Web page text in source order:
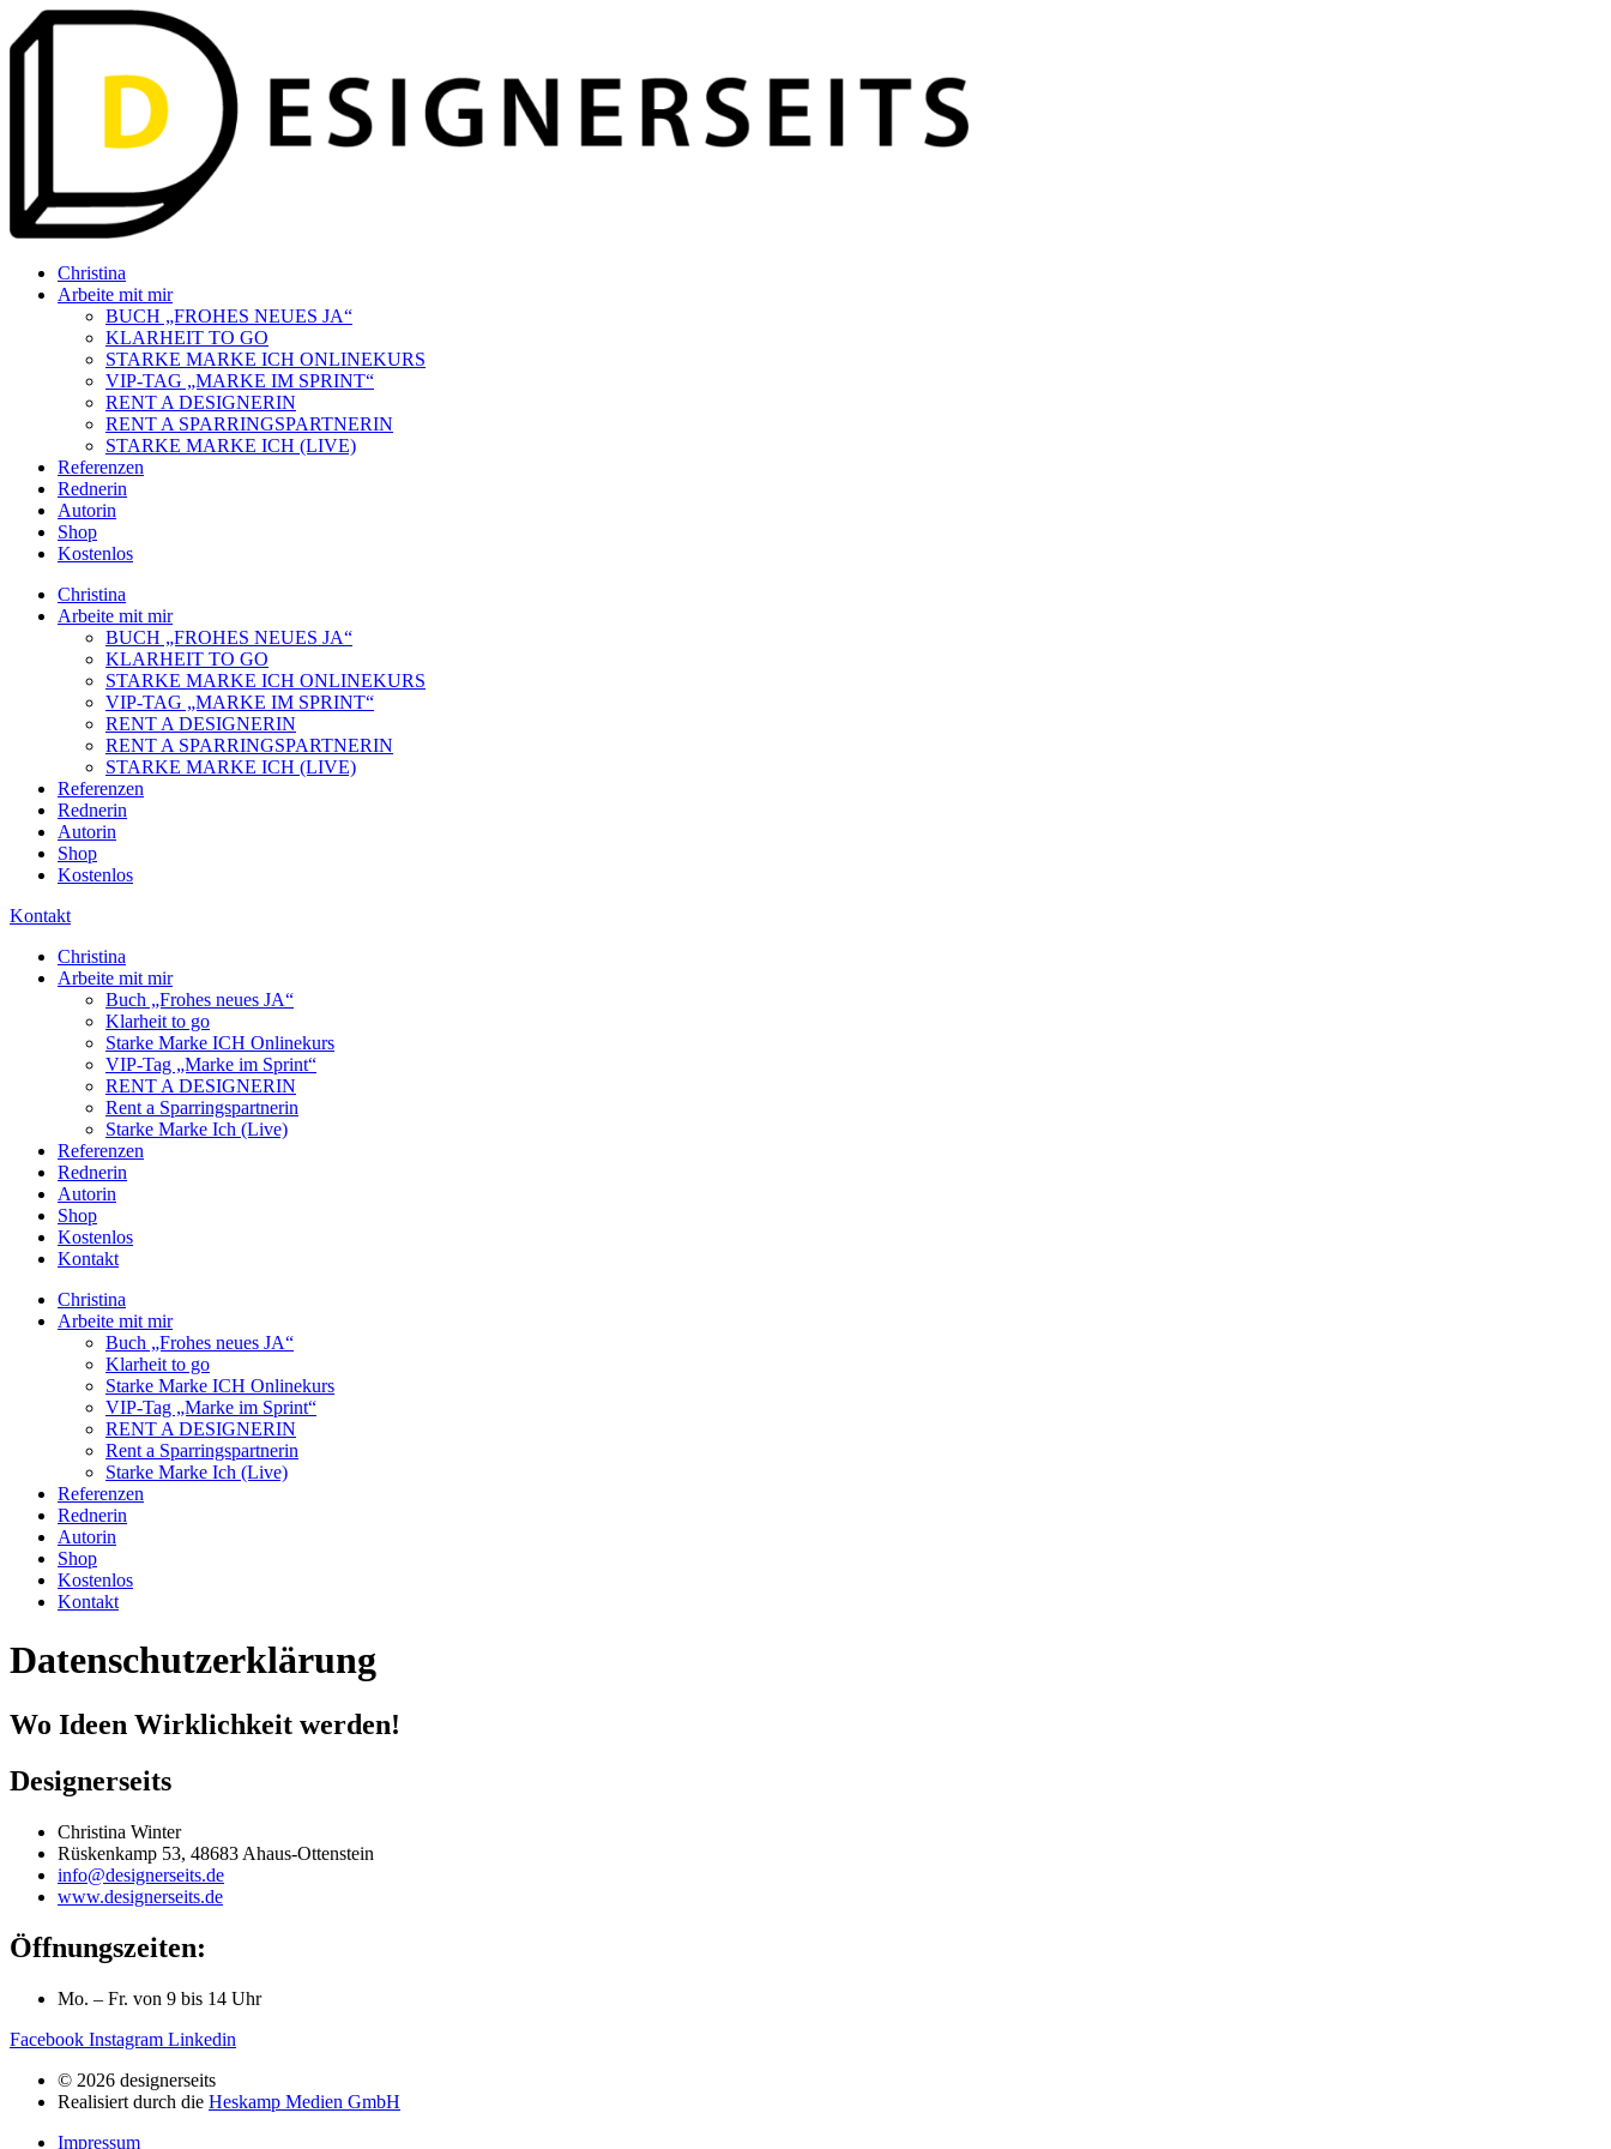
Zum
Inhalt
Christina
Arbeite mit mir
BUCH „FROHES NEUES JA“
KLARHEIT TO GO
STARKE MARKE ICH ONLINEKURS
VIP-TAG „MARKE IM SPRINT“
RENT A DESIGNERIN
RENT A SPARRINGSPARTNERIN
STARKE MARKE ICH (LIVE)
Referenzen
Rednerin
Autorin
Shop
Kostenlos
Christina
Arbeite mit mir
BUCH „FROHES NEUES JA“
KLARHEIT TO GO
STARKE MARKE ICH ONLINEKURS
VIP-TAG „MARKE IM SPRINT“
RENT A DESIGNERIN
RENT A SPARRINGSPARTNERIN
STARKE MARKE ICH (LIVE)
Referenzen
Rednerin
Autorin
Shop
Kostenlos
Kontakt
Christina
Arbeite mit mir
Buch „Frohes neues JA“
Klarheit to go
Starke Marke ICH Onlinekurs
VIP-Tag „Marke im Sprint“
RENT A DESIGNERIN
Rent a Sparringspartnerin
Starke Marke Ich (Live)
Referenzen
Rednerin
Autorin
Shop
Kostenlos
Kontakt
Christina
Arbeite mit mir
Buch „Frohes neues JA“
Klarheit to go
Starke Marke ICH Onlinekurs
VIP-Tag „Marke im Sprint“
RENT A DESIGNERIN
Rent a Sparringspartnerin
Starke Marke Ich (Live)
Referenzen
Rednerin
Autorin
Shop
Kostenlos
Kontakt
Datenschutzerklärung
Wo Ideen Wirklichkeit werden!
Designerseits
Christina Winter
Rüskenkamp 53, 48683 Ahaus-Ottenstein
info@designerseits.de
www.designerseits.de
Öffnungszeiten:
Mo. – Fr. von 9 bis 14 Uhr
Facebook Instagram Linkedin
© 2026 designerseits
Realisiert durch die Heskamp Medien GmbH
Impressum